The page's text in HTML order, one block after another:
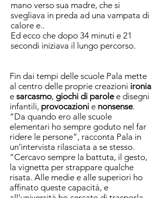
mano verso sua madre, che si
svegliava in preda ad una vampata di
calore e..
Ed ecco che dopo 34 minuti e 21
secondi iniziava il lungo percorso.
Fin dai tempi delle scuole Pala mette
al centro delle proprie creazioni ironia
e sarcasmo, giochi di parolee disegni
infantili, provocazioni e nonsense.
“Da quando ero alle scuole
elementari ho sempre goduto nel far
ridere le persone”, racconta Pala in
un’intervista rilasciata a se stesso.
“Cercavo sempre la battuta, il gesto,
la vignetta per strappare qualche
risata. Alle medie e alle superiori ho
affinato queste capacità, e